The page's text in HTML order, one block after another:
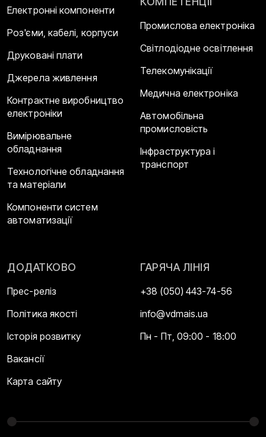
Електронні компоненти
Роз'єми, кабелі, корпуси
Друковані плати
Джерела живлення
Контрактне виробництво
електроніки
Вимірювальне
обладнання
Технологічне обладнання
та матеріали
Компоненти систем
автоматизації
Промислова електроніка
Світлодіодне освітлення
Телекомунікації
Медична електроніка
Автомобільна
промисловість
Інфраструктура і
транспорт
ДОДАТКОВО
Прес-реліз
Політика якості
Історія розвитку
Вакансії
Карта сайту
ГАРЯЧА ЛІНІЯ
+38 (050) 443-74-56
info@vdmais.ua
Пн - Пт, 09:00 - 18:00